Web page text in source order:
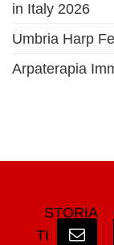
in Italy 2026
Umbria Harp
Arpaterapia
STORIA
TI